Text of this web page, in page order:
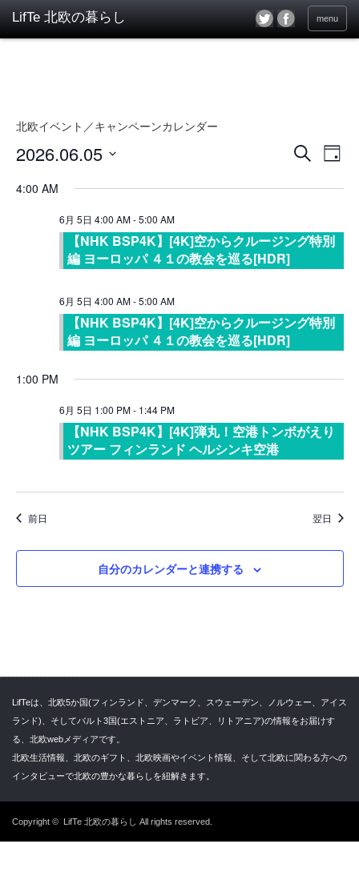
menu
北欧イベント／キャンペーンカレンダー
イ
を
検
て
ナ
ビ
ー
シ
ョ
ン
示
検
イ
ベ
ュ
ナ
ー
ン
Day
2026.06.05
付
4:00 AM
6月 5日 4:00 AM-5:00 AM
【NHK BSP4K】[4K]空からクルージング特別
編 ヨーロッパ ４１の教会を巡る[HDR]
6月 5日 4:00 AM-5:00 AM
【NHK BSP4K】[4K]空からクルージング特別
編 ヨーロッパ ４１の教会を巡る[HDR]
1:00 PM
6月 5日 1:00 PM- 1:44 PM
【NHK BSP4K】[4K]弾丸！空港トンボがえり
ツアー フィンランド ヘルシンキ空港
前日 翌日
自分のカレンダーと連携する
LifTeは、北欧5か国(フィンランド、デンマーク、スウェーデン、ノルウェー、アイス
ランド)、そしてバルト3国(エストニア、ラトビア、リトアニア)の情報をお届けす
る、北欧webメディアです。
北欧生活情報、北欧のギフト、北欧映画やイベント情報、そして北欧に関わる方への
インタビューで北欧の豊かな暮らしを紐解きます。
Copyright © LifTe 北欧の暮らし All rights reserved.